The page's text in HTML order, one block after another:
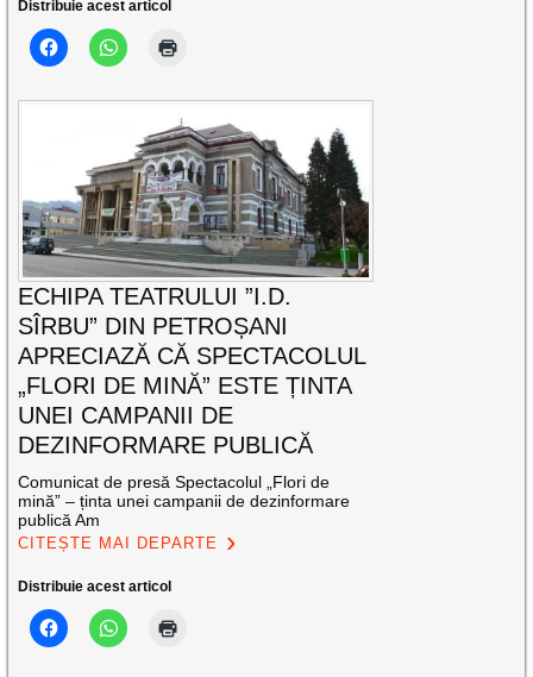
Distribuie acest articol
ECHIPA TEATRULUI ”I.D.
SÎRBU” DIN PETROȘANI
APRECIAZĂ CĂ SPECTACOLUL
„FLORI DE MINĂ” ESTE ȚINTA
UNEI CAMPANII DE
DEZINFORMARE PUBLICĂ
Comunicat de presă Spectacolul „Flori de
mină” – ținta unei campanii de dezinformare
publică Am
CITEȘTE MAI DEPARTE
Distribuie acest articol